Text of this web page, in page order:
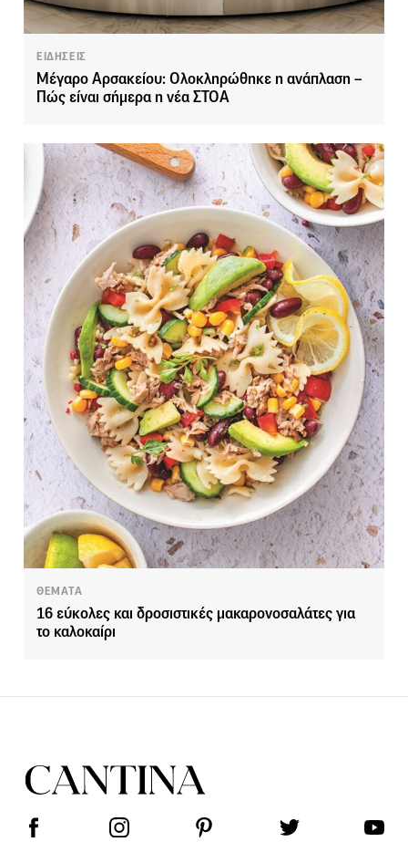
ΕΙΔΗΣΕΙΣ
Μέγαρο Αρσακείου: Ολοκληρώθηκε η ανάπλαση –
Πώς είναι σήμερα η νέα ΣΤΟΑ
ΘΕΜΑΤΑ
16 εύκολες και δροσιστικές μακαρονοσαλάτες για
το καλοκαίρι